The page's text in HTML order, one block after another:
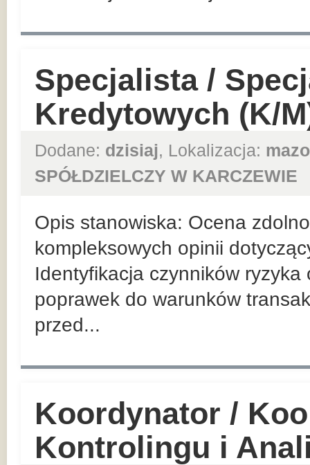
Specjalista /
Kredytowych (K/
Dodane: dzisiaj, Lokalizacja:
SPÓŁDZIELCZY W KARCZEWIE
Opis stanowiska: Ocena
kompleksowych opinii
Identyfikacja czynników
poprawek do warunków
przed...
Koordynator /
Kontrolingu i